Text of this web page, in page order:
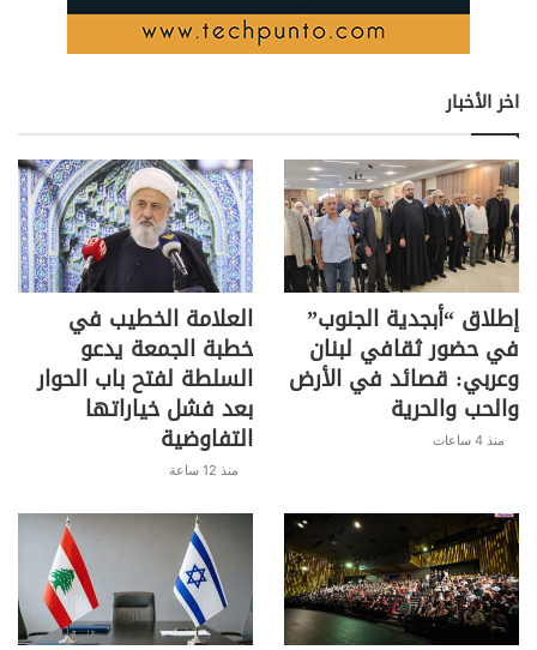
اخر الأخبار
إطلاق “أبجدية الجنوب”
في حضور ثقافي لبنان
وعربي: قصائد في الأرض
والحب والحرية
منذ 4 ساعات
العلامة الخطيب في
خطبة الجمعة يدعو
السلطة لفتح باب الحوار
بعد فشل خياراتها
التفاوضية
منذ 12 ساعة